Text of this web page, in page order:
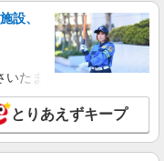
設、
たま市岩槻区・久喜市・
とりあえずキープ